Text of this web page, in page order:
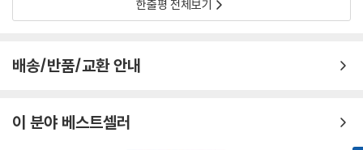
Fan.’ SF를 사랑하는 모든 독자를 위한, 가장 환상적이며 결정적인 작품 1
장벽을 어느 정도 허물어뜨린 ‘판타지’와 ‘SF’가 적절히 조합된 작품을 선
‘결정적’으로 맞아떨어지는 작품을, 말 그대로 시의성을 갖춘 작품을 선정
한줄평 전체보기
배송/반품/교환 안내
이 분야 베스트셀러